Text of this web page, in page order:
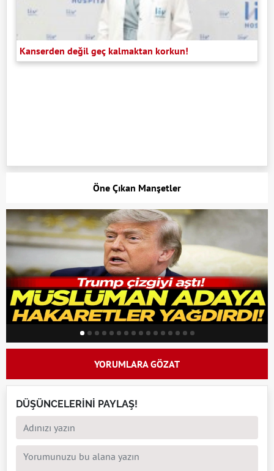
Kanserden değil geç kalmaktan korkun!
Öne Çıkan Manşetler
YORUMLARA GÖZAT
DÜŞÜNCELERİNİ PAYLAŞ!